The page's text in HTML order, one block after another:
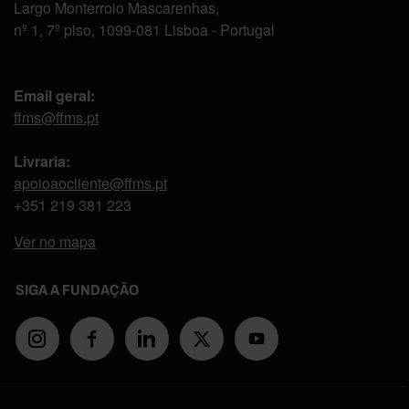
Largo Monterroio Mascarenhas,
nº 1, 7º piso, 1099-081 Lisboa - Portugal
Email geral:
ffms@ffms.pt
Livraria:
apoioaocliente@ffms.pt
+351 219 381 223
Ver no mapa
SIGA A FUNDAÇÃO